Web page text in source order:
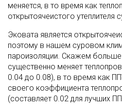
меняется, в то время как
открытоячеистого утеплителя
Эковата является
поэтому в нашем суровом
пароизоляции. Скажем
существенно меняет
0.04 до 0.08), в то время как
своего коэффициента
(составляет 0.02 для лучших